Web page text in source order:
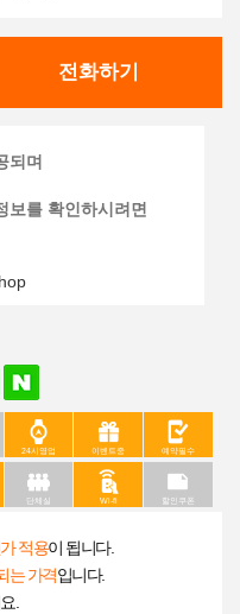
전화하기
되며
보를 확인하시려면
24시영업 이벤트중 예약필수
단체실 Wi-fi 할인쿠폰
적용이 됩니다.
는 가격입니다.
.